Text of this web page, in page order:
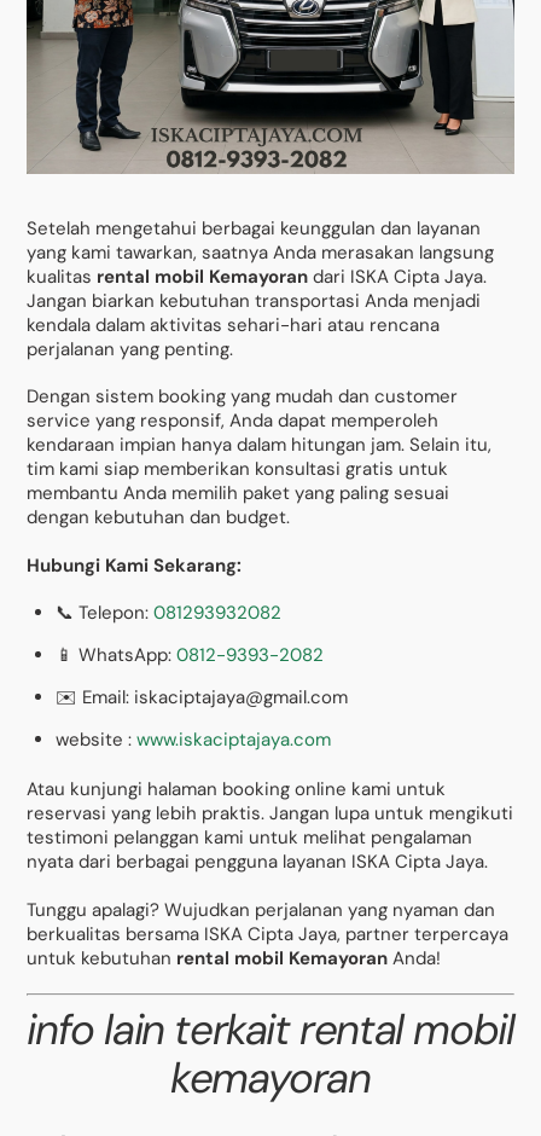
Setelah mengetahui berbagai keunggulan dan layanan
yang kami tawarkan, saatnya Anda merasakan langsung
kualitas rental mobil Kemayoran dari ISKA Cipta Jaya.
Jangan biarkan kebutuhan transportasi Anda menjadi
kendala dalam aktivitas sehari-hari atau rencana
perjalanan yang penting.
Dengan sistem booking yang mudah dan customer
service yang responsif, Anda dapat memperoleh
kendaraan impian hanya dalam hitungan jam. Selain itu,
tim kami siap memberikan konsultasi gratis untuk
membantu Anda memilih paket yang paling sesuai
dengan kebutuhan dan budget.
Hubungi Kami Sekarang:
📞 Telepon:081293932082
📱 WhatsApp:0812-9393-2082
✉️ Email: iskaciptajaya@gmail.com
website :www.iskaciptajaya.com
Atau kunjungi halaman booking online kami untuk
reservasi yang lebih praktis. Jangan lupa untuk mengikuti
testimoni pelanggan kami untuk melihat pengalaman
nyata dari berbagai pengguna layanan ISKA Cipta Jaya.
Tunggu apalagi? Wujudkan perjalanan yang nyaman dan
berkualitas bersama ISKA Cipta Jaya, partner terpercaya
untuk kebutuhan rental mobil Kemayoran Anda!
info lain terkait rental mobil
kemayoran